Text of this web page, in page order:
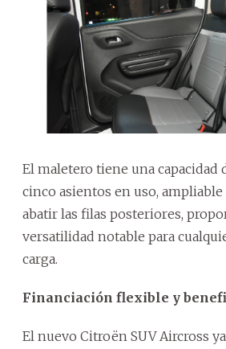
El maletero tiene una capacidad
cinco asientos en uso, ampliable
abatir las filas posteriores,
versatilidad notable para
carga.
Financiación flexible y
El nuevo Citroën SUV Aircross